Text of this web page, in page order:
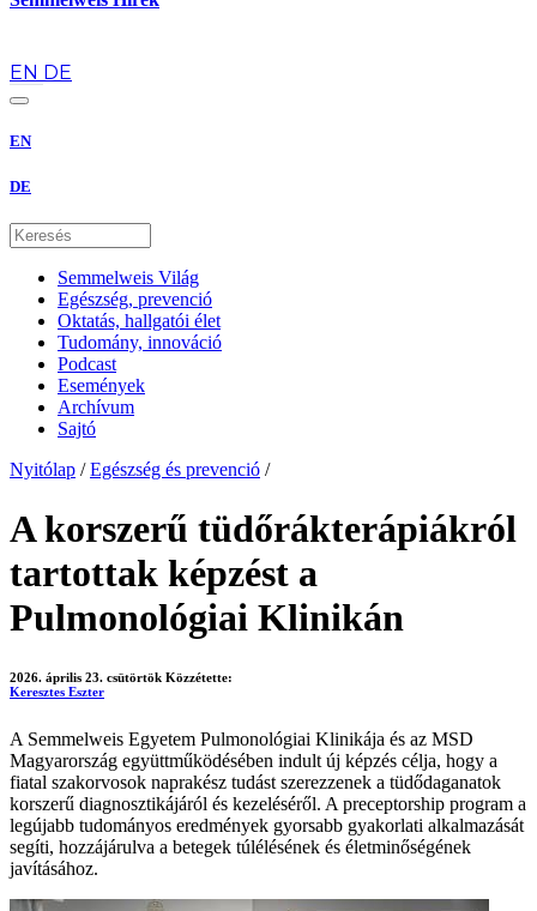
EN DE
EN
DE
Semmelweis Világ
Egészség, prevenció
Oktatás, hallgatói élet
Tudomány, innováció
Podcast
Események
Archívum
Sajtó
Nyitólap / Egészség és prevenció /
A korszerű tüdőrákterápiákról
tartottak képzést a
Pulmonológiai Klinikán
2026. április 23. csütörtök Közzétette:
Keresztes Eszter
A Semmelweis Egyetem Pulmonológiai Klinikája és az MSD
Magyarország együttműködésében indult új képzés célja, hogy a
fiatal szakorvosok naprakész tudást szerezzenek a tüdődaganatok
korszerű diagnosztikájáról és kezeléséről. A preceptorship program a
legújabb tudományos eredmények gyorsabb gyakorlati alkalmazását
segíti, hozzájárulva a betegek túlélésének és életminőségének
javításához.